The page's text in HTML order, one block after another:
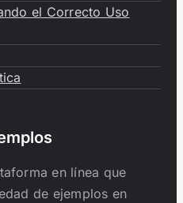
el Correcto Uso
en línea que
de ejemplos en